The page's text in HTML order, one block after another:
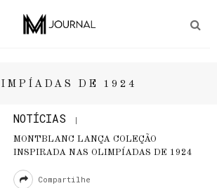
DE 1924
NOTÍCIAS
MONTBLANC LANÇA COLEÇÃO
INSPIRADA NAS OLIMPÍADAS DE 1924
Compartilhe